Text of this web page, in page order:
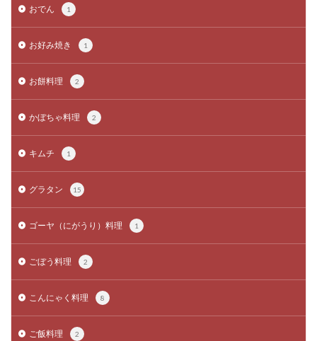
おでん 1
お好み焼き 1
お餅料理 2
かぼちゃ料理 2
キムチ 1
グラタン 15
ゴーヤ（にがうり）料理 1
ごぼう料理 2
こんにゃく料理 8
ご飯料理 2